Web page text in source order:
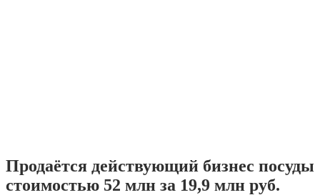
Продаётся действующий бизнес посуды
стоимостью 52 млн за 19,9 млн руб.